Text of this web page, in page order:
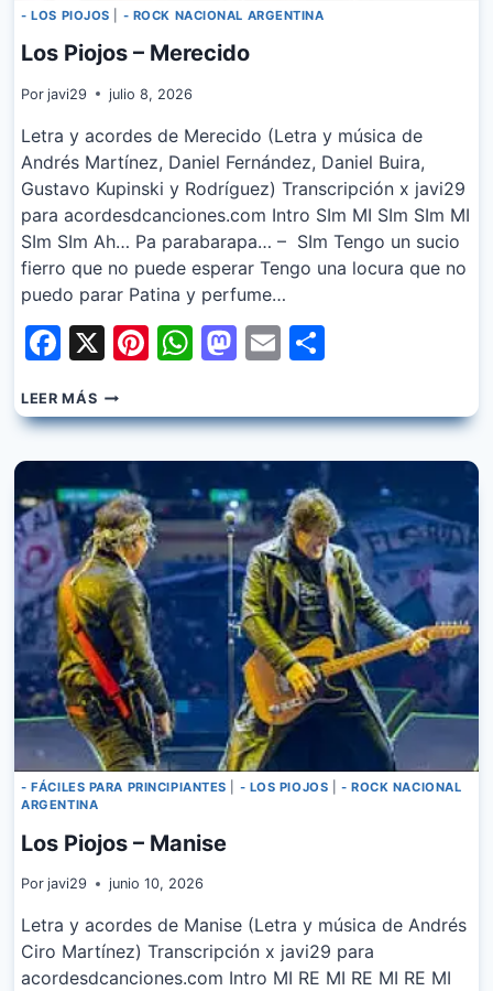
- LOS PIOJOS - ROCK NACIONAL ARGENTINA
Los Piojos – Merecido
Por javi29 julio 8, 2026
Letra y acordes de Merecido (Letra y música de
Andrés Martínez, Daniel Fernández, Daniel Buira,
Gustavo Kupinski y Rodríguez) Transcripción x javi29
para acordesdcanciones.com Intro SIm MI SIm SIm MI
SIm SIm Ah… Pa parabarapa… – SIm Tengo un sucio
fierro que no puede esperar Tengo una locura que no
puedo parar Patina y perfume…
Facebook
X Pinterest
WhatsApp
Mastodon
Email
LEER MÁSLOS
PIOJOS
–
- FÁCILES PARA PRINCIPIANTES - LOS PIOJOS
- ROCK NACIONAL
ARGENTINA
Los Piojos – Manise
Por javi29 junio 10, 2026
Letra y acordes de Manise (Letra y música de Andrés
Ciro Martínez) Transcripción x javi29 para
acordesdcanciones.com Intro MI RE MI RE MI RE MI